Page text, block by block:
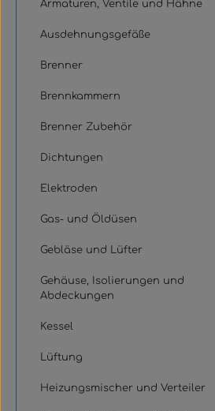
Armaturen, Ventile und Hähne
Ausdehnungsgefäße
Brenner
Brennkammern
Brenner Zubehör
Dichtungen
Elektroden
Gas- und Öldüsen
Gebläse und Lüfter
Gehäuse, Isolierungen und
Abdeckungen
Kessel
Lüftung
Heizungsmischer und Verteiler